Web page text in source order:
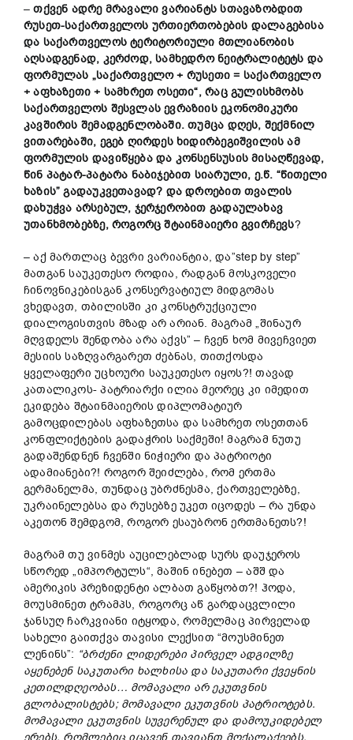
–თქვენ ადრე მრავალივარიანტს სთავაზობდით
რუსეთ-საქართველოს ურთიერთობების დალაგებისა
და საქართველოსტერიტორიული მთლიანობის
აღსადგენად, კერძოდ,სამხედრო ნეიტრალიტეტს და
ფორმულას „საქართველო + რუსეთი = საქართველო
+აფხაზეთი + სამხრეთოსეთი“,რაც გულისხმობს
საქართველოს შესვლასევრაზიისეკონომიკური
კავშირის შემადგენლობაში.თუმცა დღეს, შექმნილ
ვითარებაში, ეგებ ღირდესხიდირბეგიშვილისამ
ფორმულის დავიწყებადა კონსენსუსისმისაღწევად,
წინ პატარ-პატარა ნაბიჯებით სიარული, ე.წ. “წითელი
ხაზის” გადაუკვეთავად? და დროებით თვალის
დახუჭვა არსებულ, ჯერჯერობით გადაულახავ
უთანხმობებზე, როგორცშტაინმაიერი გვირჩევს?
– აქ მართლაც ბევრი ვარიანტია, და”step by step”
მათგან საუკეთესო როდია, რადგან მოსკოველი
ჩინოვნიკებისგან კონსერვატიულ მიდგომას
ვხედავთ, თბილისში კი კონსტრუქციული
დიალოგისთვის მზად არ არიან. მაგრამ „შინაურ
მღვდელს შენდობა არა აქვს” – ჩვენ ხომ მივეჩვიეთ
მესიის საზღვარგარეთ ძებნას, თითქოსდა
ყველაფერი უცხოური საუკეთესო იყოს?! თავად
კათალიკოს- პატრიარქი ილია მეორეც კი იმედით
ეკიდება შტაინმაიერის დიპლომატიურ
გამოცდილებას აფხაზეთსა და სამხრეთ ოსეთთან
კონფლიქტების გადაჭრის საქმეში! მაგრამ ნუთუ
გადაშენდნენ ჩვენში ნიჭიერი და პატრიოტი
ადამიანები?! როგორ შეიძლება, რომ ერთმა
გერმანელმა, თუნდაც უბრძნესმა, ქართველებზე,
უკრაინელებსა და რუსებზე უკეთ იცოდეს – რა უნდა
აკეთონ შემდგომ, როგორ ესაუბრონ ერთმანეთს?!
მაგრამ თუ ვინმეს აუცილებლად სურს დაუჯეროს
სწორედ „იმპორტულს“, მაშინ ინებეთ – აშშ და
ამერიკის პრეზიდენტი ალბათ გაწყობთ?! ჰოდა,
მოუსმინეთ ტრამპს, როგორც აწ გარდაცვლილი
ჯანსუღ ჩარკვიანი იტყოდა, რომელმაც პირველად
სახელი გაითქვა თავისი ლექსით “მოუსმინეთ
ლენინს”: “ბრძენი ლიდერები პირველ ადგილზე
აყენებენ საკუთარი ხალხისა და საკუთარი ქვეყნის
კეთილდღეობას… მომავალი არეკუთვნის
გლობალისტებს; მომავალი ეკუთვნის პატრიოტებს.
მომავალი ეკუთვნის სუვერენულ და დამოუკიდებელ
ერებს, რომლებიც იცავენ თავიანთ მოქალაქეებს,